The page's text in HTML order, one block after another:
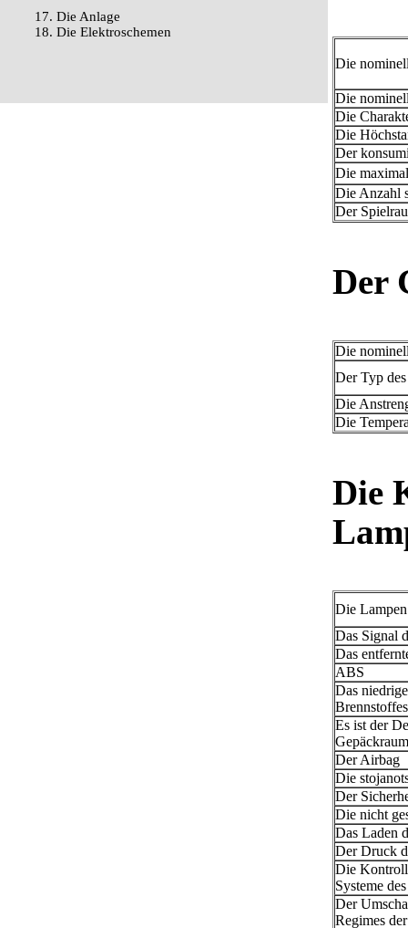
17. Die Anlage
18. Die Elektroschemen
Die
Die
Die
Die
Der
Die
Die Anzahl
Der
Der
Die
Der Typ
Die
Die
Die
Die Lampen
Das Signal
Das
ABS
Das
Brennstoffes
Es ist der
Der Airbag
Die
Der
Die nicht
Das Laden
Der Druck
Die
Systeme
Der
Regimes